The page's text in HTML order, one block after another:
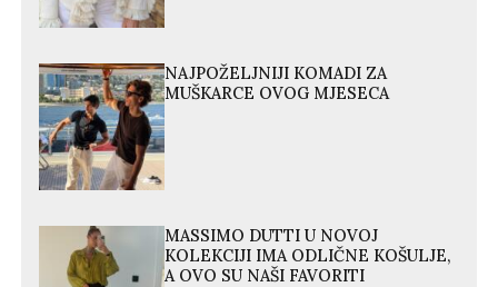
NAJPOŽELJNIJI KOMADI ZA
MUŠKARCE OVOG MJESECA
MASSIMO DUTTI U NOVOJ
KOLEKCIJI IMA ODLIČNE KOŠULJE,
A OVO SU NAŠI FAVORITI